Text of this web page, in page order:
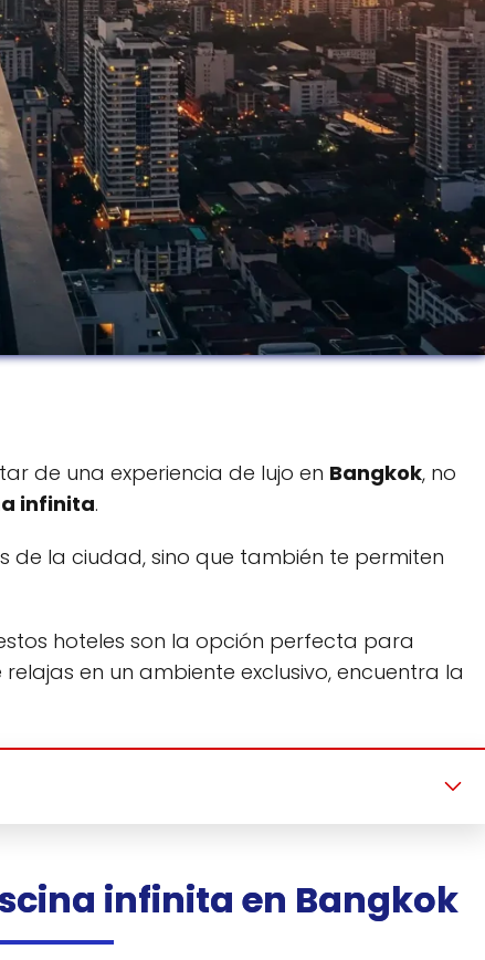
de una experiencia de lujo en Bangkok, no
infinita.
de la ciudad, sino que también te permiten
hoteles son la opción perfecta para
en un ambiente exclusivo, encuentra la
infinita en Bangkok